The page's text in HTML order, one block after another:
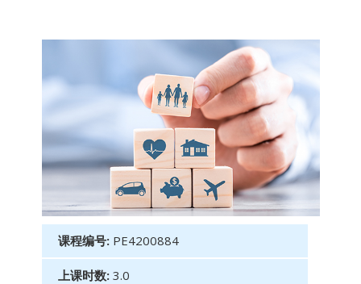
课程编号: PE4200884
上课时数: 3.0